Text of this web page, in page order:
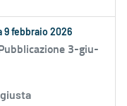
9 febbraio 2026
3-giu-